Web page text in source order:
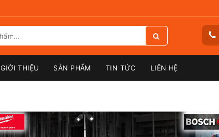
GIỚI THIỆU SẢN PHẨM TIN TỨC LIÊN HỆ